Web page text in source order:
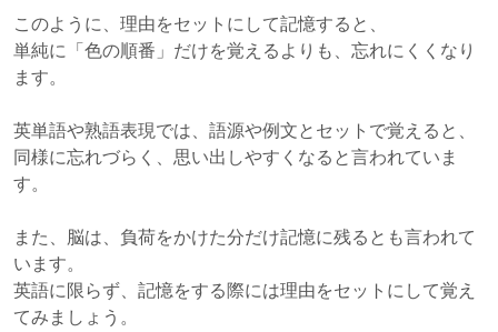
このように、理由をセットにして記憶すると、
単純に「色の順番」だけを覚えるよりも、忘れにくくなり
ます。
英単語や熟語表現では、語源や例文とセットで覚えると、
同様に忘れづらく、思い出しやすくなると言われていま
す。
また、脳は、負荷をかけた分だけ記憶に残るとも言われて
います。
英語に限らず、記憶をする際には理由をセットにして覚え
てみましょう。